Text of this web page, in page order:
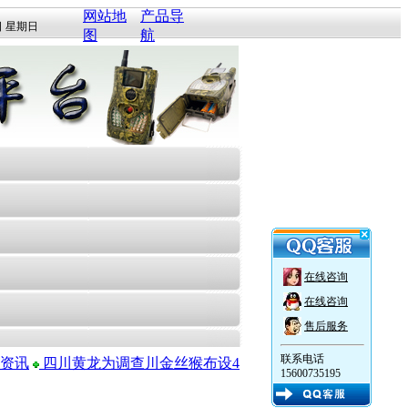
期日
网站地
图
产品导
航
讯 四川黄龙为调查川金丝猴布设4
在线咨询
在线咨询
售后服务
联系电话
15600735195